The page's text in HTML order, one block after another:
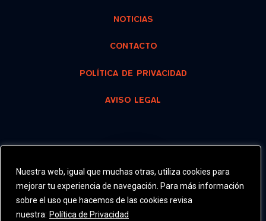
Nuestra web, igual que muchas otras, utiliza cookies para
mejorar tu experiencia de navegación. Para más información
sobre el uso que hacemos de las cookies revisa
nuestra: Política de Privacidad
NOTICIAS
CONTACTO
POLÍTICA DE PRIVACIDAD
AVISO LEGAL
2025
RECOMENDADO